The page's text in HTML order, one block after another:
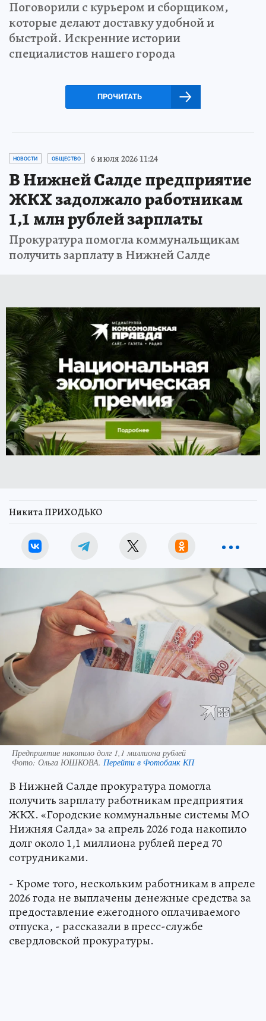
Поговорили с курьером и сборщиком,
которые делают доставку удобной и
быстрой. Искренние истории
специалистов нашего города
ПРОЧИТАТЬ
НОВОСТИ ОБЩЕСТВО 6 июля 2026 11:24
В Нижней Салде предприятие
ЖКХ задолжало работникам
1,1 млн рублей зарплаты
Прокуратура помогла коммунальщикам
получить зарплату в Нижней Салде
Никита ПРИХОДЬКО
Предприятие накопило долг 1,1 миллиона рублей
Фото: Ольга ЮШКОВА. Перейти в Фотобанк КП
В Нижней Салде прокуратура помогла
получить зарплату работникам предприятия
ЖКХ. «Городские коммунальные системы МО
Нижняя Салда» за апрель 2026 года накопило
долг около 1,1 миллиона рублей перед 70
сотрудниками.
- Кроме того, нескольким работникам в апреле
2026 года не выплачены денежные средства за
предоставление ежегодного оплачиваемого
отпуска, - рассказали в пресс-службе
свердловской прокуратуры.